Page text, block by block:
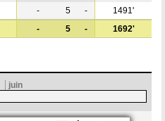
- 5 -
1491'
- 5 - 1692'
juin